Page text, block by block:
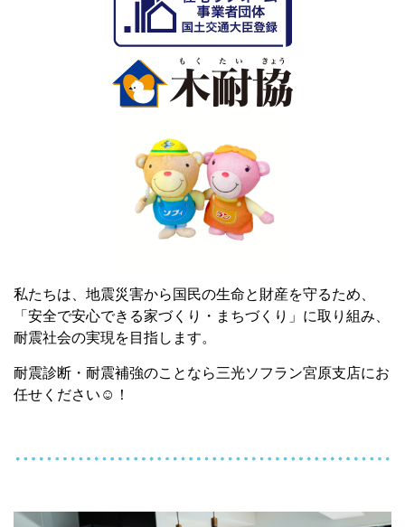
私たちは、地震災害から国民の生命と財産を守るため、
「安全で安心できる家づくり・まちづくり」に取り組み、
耐震社会の実現を目指します。
耐震診断・耐震補強のことなら三光ソフラン宮原支店にお
任せください☺！